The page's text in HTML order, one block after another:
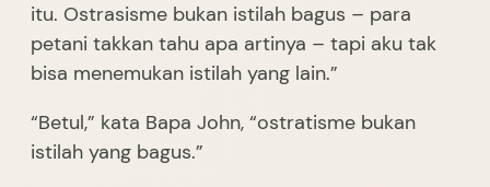
itu. Ostrasisme bukan istilah bagus – para
petani takkan tahu apa artinya – tapi aku tak
bisa menemukan istilah yang lain.”
“Betul,” kata Bapa John, “ostratisme bukan
istilah yang bagus.”